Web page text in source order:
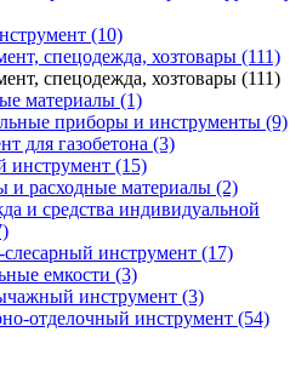
(10)
спецодежда, хозтовары (111)
спецодежда, хозтовары (111)
материалы (1)
приборы и инструменты (9)
для газобетона (3)
инструмент (15)
и расходные материалы (2)
и средства индивидуальной
инструмент (17)
емкости (3)
инструмент (3)
отделочный инструмент (54)